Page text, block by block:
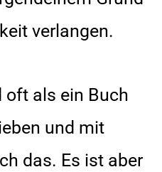
verlangen.
als ein Buch
und mit
das. Es ist aber